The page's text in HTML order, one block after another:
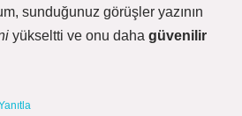
sunduğunuz görüşler yazının
yükseltti ve onu daha güvenilir